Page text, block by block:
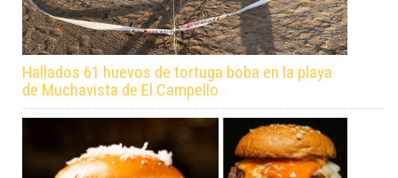
Hallados 61 huevos de tortuga boba en la playa
de Muchavista de El Campello